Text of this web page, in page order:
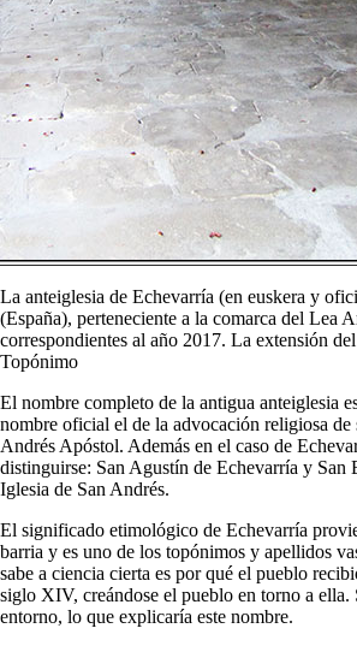
La anteiglesia de Echevarría ​(en euskera y
(España), perteneciente a la comarca del Lea
correspondientes al año 2017. La extensión
Topónimo
El nombre completo de la antigua anteiglesia
nombre oficial el de la advocación religiosa de
Andrés Apóstol. Además en el caso de
distinguirse: San Agustín de Echevarría y San
Iglesia de San Andrés.
El significado etimológico de Echevarría
barria y es uno de los topónimos y apellidos
sabe a ciencia cierta es por qué el pueblo
siglo XIV, creándose el pueblo en torno a ella.
entorno, lo que explicaría este nombre.